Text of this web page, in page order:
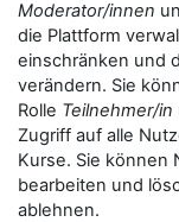
Moderator/innen
die Plattform
einschränken und
verändern. Sie
Rolle Teilnehmer/in
Zugriff auf alle
Kurse. Sie können
bearbeiten und
ablehnen.